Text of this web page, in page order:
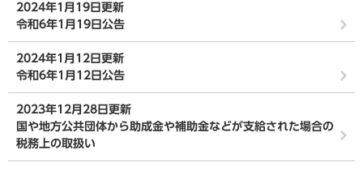
2024年1月19日更新
令和6年1月19日公告
2024年1月12日更新
令和6年1月12日公告
2023年12月28日更新
国や地方公共団体から助成金や補助金などが支給された場合の
税務上の取扱い